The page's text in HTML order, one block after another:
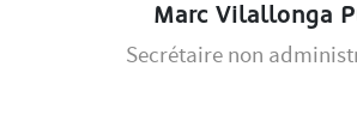
Marc Vilallonga
Secrétaire non